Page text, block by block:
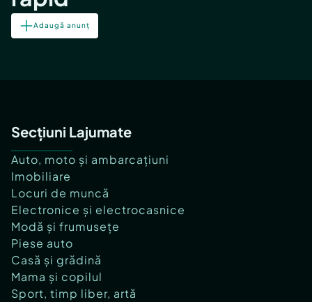
Adaugă anunț
Secțiuni Lajumate
Auto, moto și ambarcațiuni
Imobiliare
Locuri de muncă
Electronice și electrocasnice
Modă și frumusețe
Piese auto
Casă și grădină
Mama și copilul
Sport, timp liber, artă